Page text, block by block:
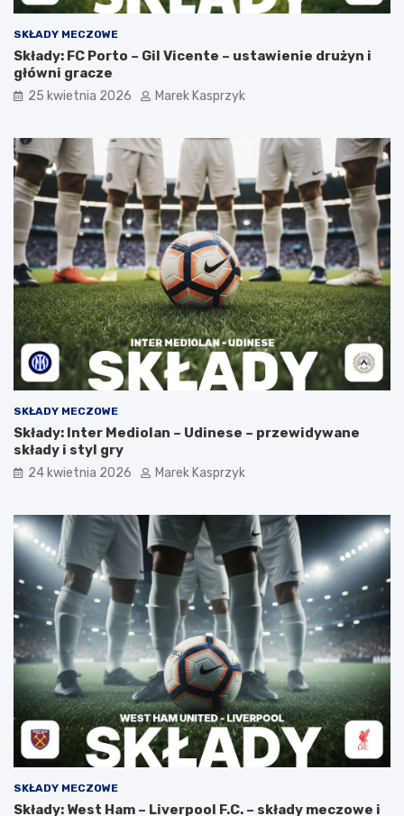
SKŁADY MECZOWE
Składy: FC Porto – Gil Vicente – ustawienie drużyn i
główni gracze
25 kwietnia 2026 Marek Kasprzyk
SKŁADY MECZOWE
Składy: Inter Mediolan – Udinese – przewidywane
składy i styl gry
24 kwietnia 2026 Marek Kasprzyk
SKŁADY MECZOWE
Składy: West Ham – Liverpool F.C. – składy meczowe i